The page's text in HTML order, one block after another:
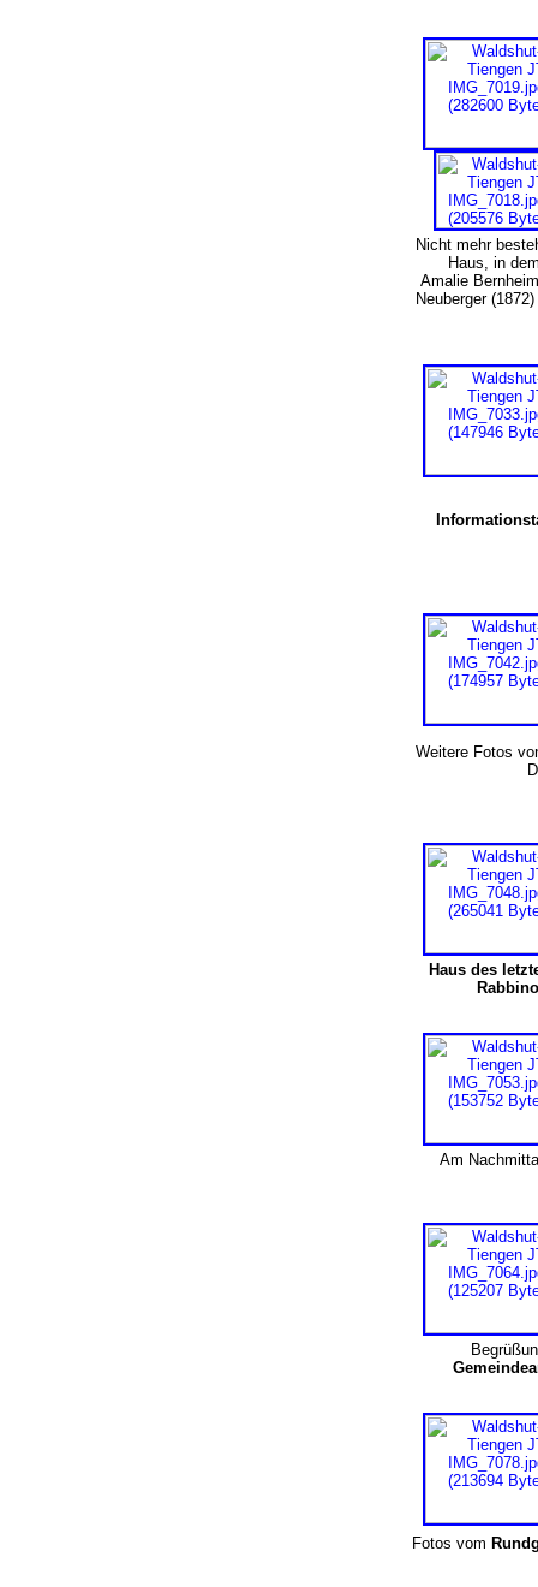
Nicht mehr
Haus, in
Amalie
Neuberger
Weitere Fotos
Haus des
Am
Fotos vom